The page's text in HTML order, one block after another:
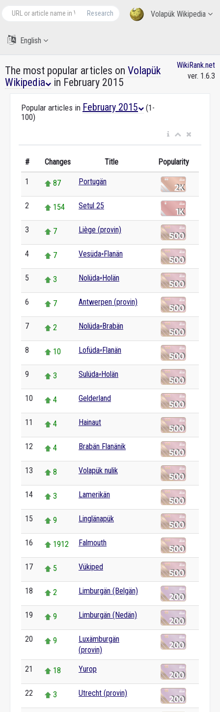
Volapük Wikipedia
Research
English
The most popular articles on Volapük
Wikipedia
in February 2015
WikiRank.net
ver. 1.6.3
Popular articles in February 2015
(1-
100)
# Changes Title Popularity
1 87 Portugän
2 154 Setul 25
3 7 Liège (provin)
4 7 Vesüda⸗Flanän
5 3 Nolüda⸗Holän
6 7 Antwerpen (provin)
7 2 Nolüda⸗Brabän
8 10 Lofüda⸗Flanän
9 3 Sulüda⸗Holän
10 4 Gelderland
11 4 Hainaut
12 4 Brabän Flanänik
13 8 Volapük nulik
14 3 Lamerikän
15 9 Linglänapük
16 1912 Falmouth
17 5 Vükiped
18 2 Limburgän (Belgän)
19 9 Limburgän (Nedän)
20 9
Luxämburgän
(provin)
21 18 Yurop
22 3 Utrecht (provin)